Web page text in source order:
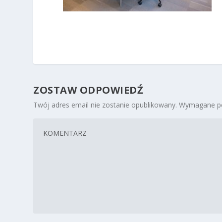
ZOSTAW ODPOWIEDŹ
Twój adres email nie zostanie opublikowany. Wymagane